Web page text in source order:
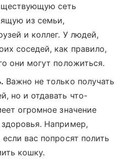
сеть
из семьи,
и коллег. У людей,
соседей, как правило,
они могут положиться.
Важно не только получать
но и отдавать что-
огромное значение
Например,
если вас попросят полить
кошку.